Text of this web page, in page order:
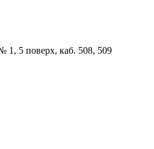
1, 5 поверх, каб. 508, 509